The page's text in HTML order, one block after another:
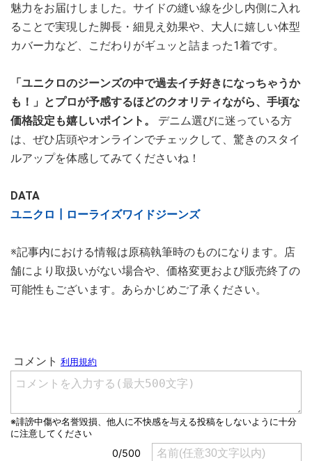
魅力をお届けしました。サイドの縫い線を少し内側に入れ
ることで実現した脚長・細見え効果や、大人に嬉しい体型
カバー力など、こだわりがギュッと詰まった1着です。
「ユニクロのジーンズの中で過去イチ好きになっちゃうか
も！」とプロが予感するほどのクオリティながら、手頃な
価格設定も嬉しいポイント。 デニム選びに迷っている方
は、ぜひ店頭やオンラインでチェックして、驚きのスタイ
ルアップを体感してみてくださいね！
DATA
ユニクロ┃ローライズワイドジーンズ
※記事内における情報は原稿執筆時のものになります。店
舗により取扱いがない場合や、価格変更および販売終了の
可能性もございます。あらかじめご了承ください。